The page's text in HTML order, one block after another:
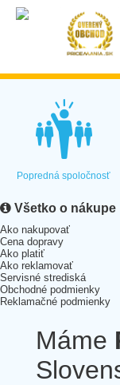
Popredná spoločnosť
Všetko o nákupe
Ako nakupovať
Cena dopravy
Ako platiť
Ako reklamovať
Servisné strediská
Obchodné podmienky
Reklamačné podmienky
Máme